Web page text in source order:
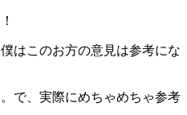
はこのお方の意見は参考にな
で、実際にめちゃめちゃ参考